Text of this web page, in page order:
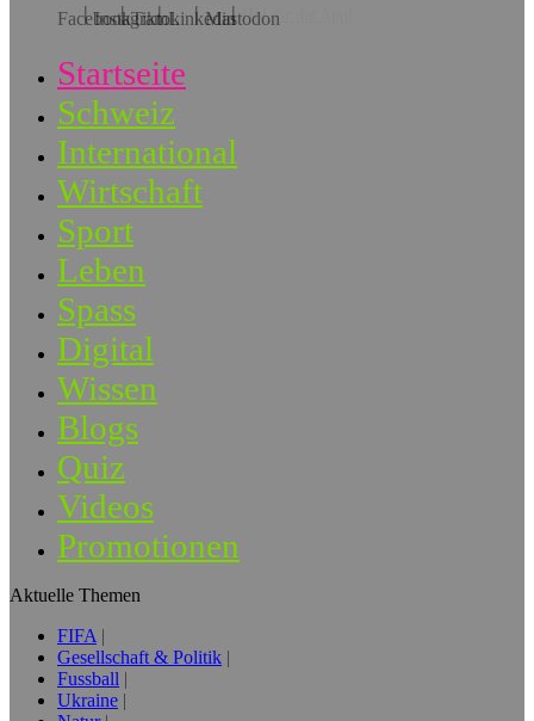
Hol dir die App!
Startseite
Schweiz
International
Wirtschaft
Sport
Leben
Spass
Digital
Wissen
Blogs
Quiz
Videos
Promotionen
Aktuelle Themen
FIFA
Gesellschaft & Politik
Fussball
Ukraine